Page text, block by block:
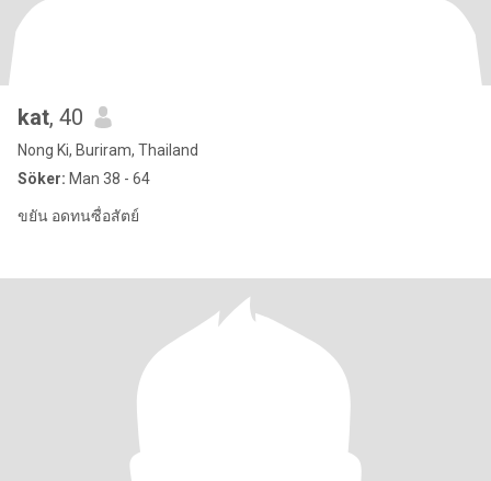
kat, 40
Nong Ki, Buriram, Thailand
Söker: Man 38 - 64
ขยัน อดทนซื่อสัตย์